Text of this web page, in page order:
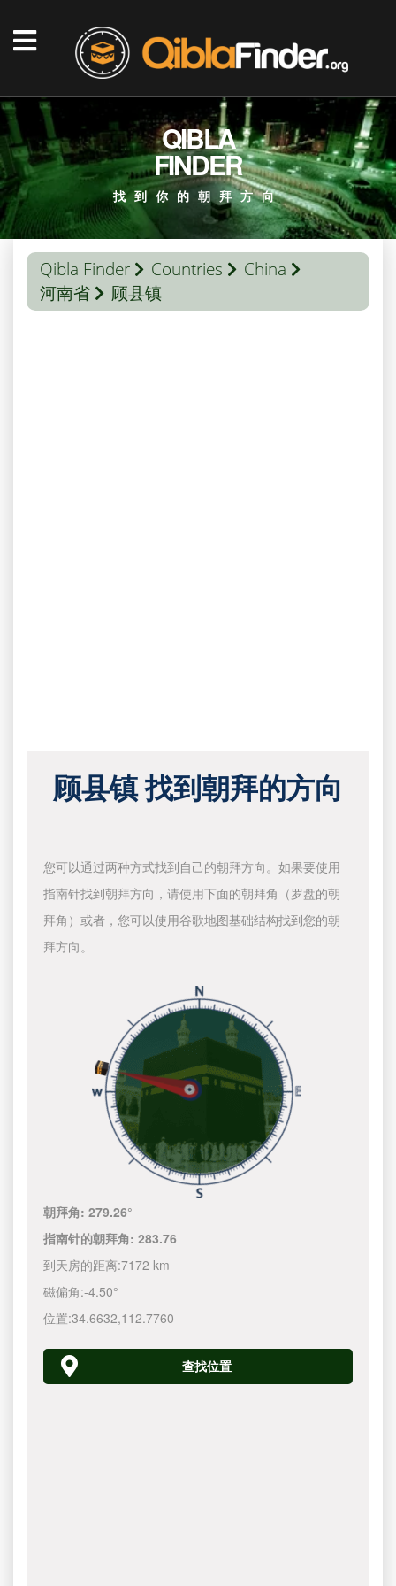
QIBLA
FINDER
找到你的朝拜方向
Qibla Finder Countries
China
河南省
顾县镇
顾县镇 找到朝拜的方向
您可以通过两种方式找到自己的朝拜方向。如果要使用
指南针找到朝拜方向，请使用下面的朝拜角（罗盘的朝
拜角）或者，您可以使用谷歌地图基础结构找到您的朝
拜方向。
朝拜角:279.26°
指南针的朝拜角:283.76
到天房的距离:7172 km
磁偏角:-4.50°
位置:34.6632,112.7760
查找位置